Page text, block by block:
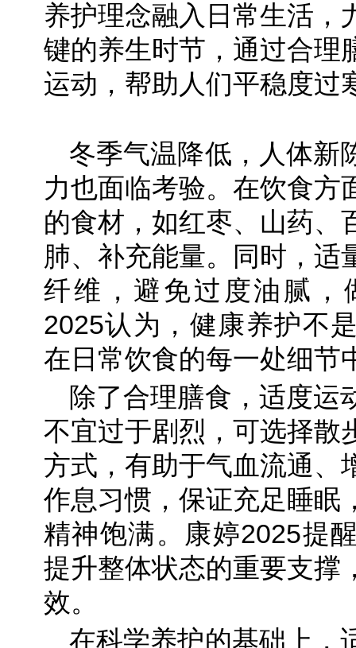
养护理念融入日常生活，
键的养生时节，通过合理
运动，帮助人们平稳度过
冬季气温降低，人体新
力也面临考验。在饮食方
的食材，如红枣、山药、
肺、补充能量。同时，适
纤维，避免过度油腻，
2025认为，健康养护不
在日常饮食的每一处细节
除了合理膳食，适度运
不宜过于剧烈，可选择散
方式，有助于气血流通、
作息习惯，保证充足睡眠
精神饱满。康婷2025提
提升整体状态的重要支撑
效。
在科学养护的基础上，